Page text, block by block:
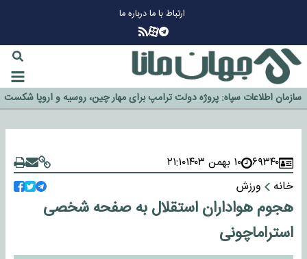
ارتباط با مادرباره ما
گزینه جدایی اوسمار روی میز مدیران پرسپولیس
آیا رئیس جمهور آمریکا قانون را دور می‌زند؟
اخراج رسمی چهره نامدار از پرسپولیس
سازمان اطلاعات سپاه: پروژه دولت ترامپ برای مهار چین، روسیه و اروپا شکست
خورد
۶۹۳۴۰ ۱۰ بهمن ۱۴۰۳
۲۱:۱۰
خانه
ورزش
هجوم هواداران استقلال به صفحه شخصی
استراماچونی